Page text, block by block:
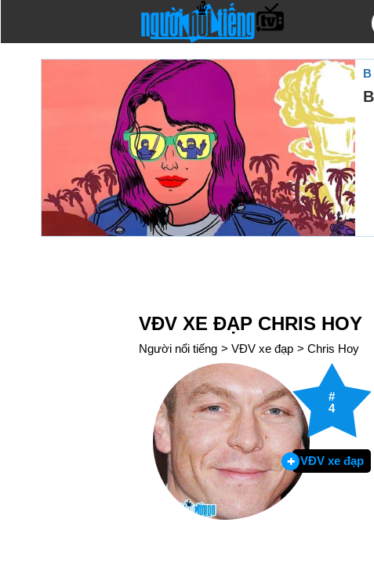
VĐV XE ĐẠP CHRIS HOY
Người nổi tiếng > VĐV xe đạp > Chris Hoy
#
4
VĐV xe đạp